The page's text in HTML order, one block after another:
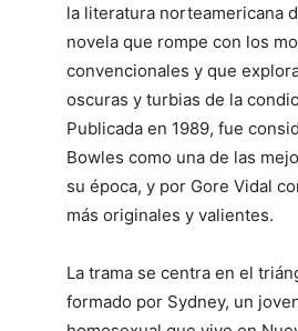
la literatura norteamericana
novela que rompe con los
convencionales y que
oscuras y turbias de la
Publicada en 1989, fue
Bowles como una de las
su época, y por Gore Vidal
más originales y valientes.
La trama se centra en el
formado por Sydney, un